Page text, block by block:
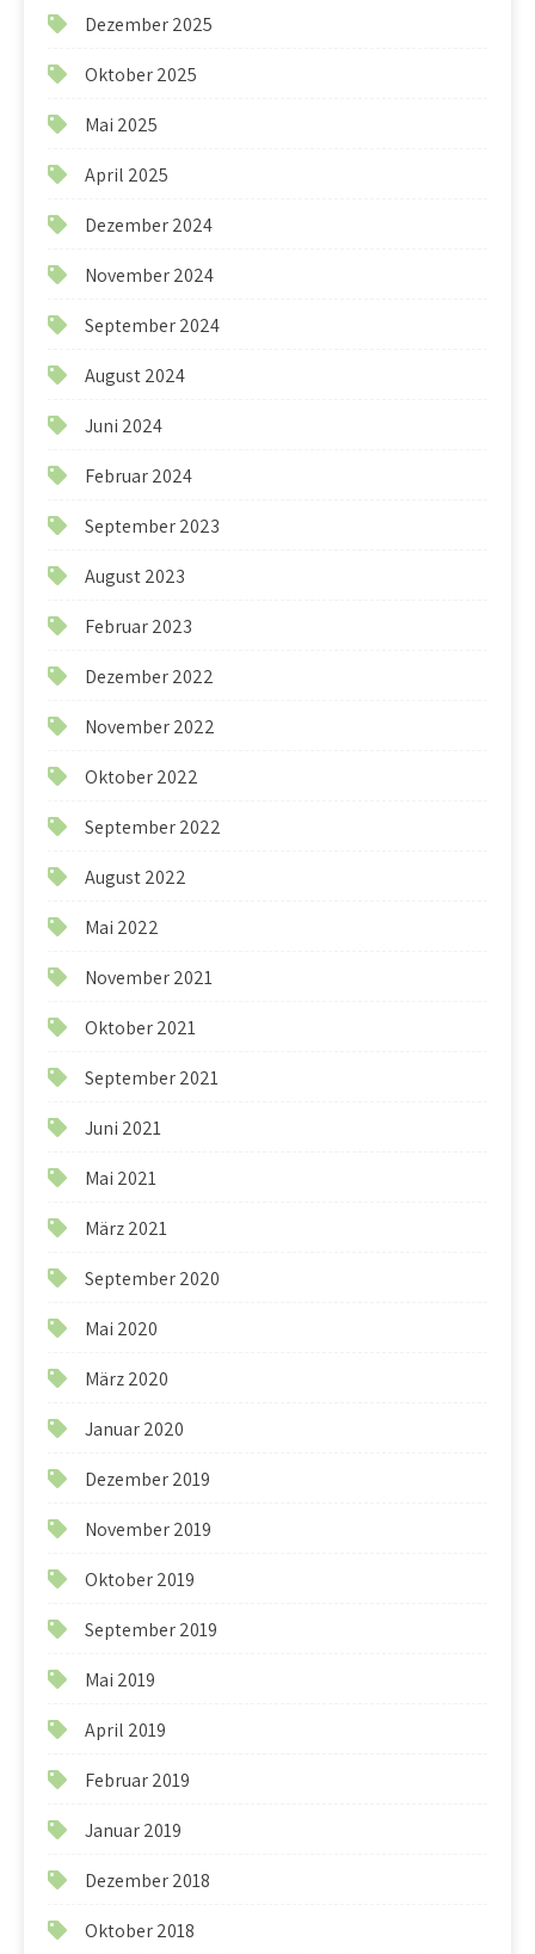
Dezember 2025
Oktober 2025
Mai 2025
April 2025
Dezember 2024
November 2024
September 2024
August 2024
Juni 2024
Februar 2024
September 2023
August 2023
Februar 2023
Dezember 2022
November 2022
Oktober 2022
September 2022
August 2022
Mai 2022
November 2021
Oktober 2021
September 2021
Juni 2021
Mai 2021
März 2021
September 2020
Mai 2020
März 2020
Januar 2020
Dezember 2019
November 2019
Oktober 2019
September 2019
Mai 2019
April 2019
Februar 2019
Januar 2019
Dezember 2018
Oktober 2018